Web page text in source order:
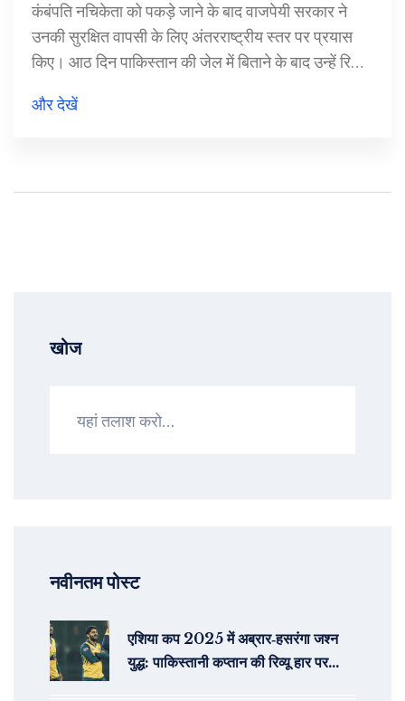
कंबंपति नचिकेता को पकड़े जाने के बाद वाजपेयी सरकार ने
उनकी सुरक्षित वापसी के लिए अंतरराष्ट्रीय स्तर पर प्रयास
किए। आठ दिन पाकिस्तान की जेल में बिताने के बाद उन्हें रिहा
और देखें
खोज
नवीनतम पोस्ट
एशिया कप 2025 में अब्रार‑हसरंगा जश्न
युद्ध: पाकिस्तानी कप्तान की रिव्यू हार पर